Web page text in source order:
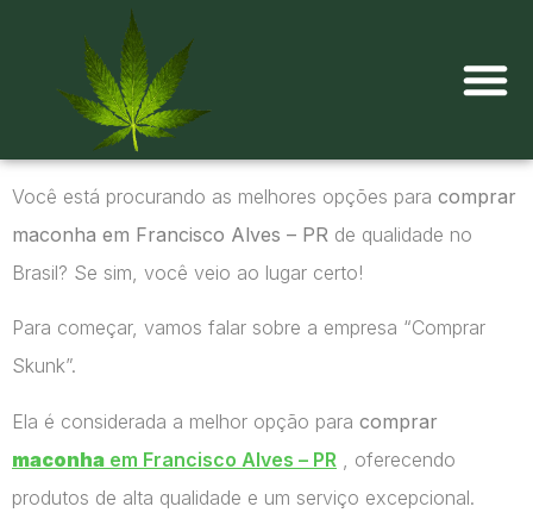
Você está procurando as melhores opções para comprar
maconha em Francisco Alves – PR de qualidade no
Brasil? Se sim, você veio ao lugar certo!
Para começar, vamos falar sobre a empresa “Comprar
Skunk”.
Ela é considerada a melhor opção para comprar
maconha em Francisco Alves – PR , oferecendo
produtos de alta qualidade e um serviço excepcional.